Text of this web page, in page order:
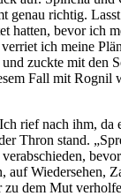
richtig.
hatten, bevor
ich meine
zuckte mit
Fall mit
rief nach ihm,
Thron stand.
dem Mut